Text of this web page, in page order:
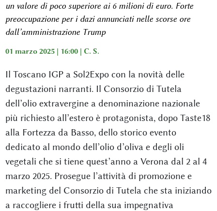
un valore di poco superiore ai 6 milioni di euro. Forte
preoccupazione per i dazi annunciati nelle scorse ore
dall’amministrazione Trump
01 marzo 2025 | 16:00 | C. S.
Il Toscano IGP a Sol2Expo con la novità delle
degustazioni narranti. Il Consorzio di Tutela
dell’olio extravergine a denominazione nazionale
più richiesto all’estero è protagonista, dopo Taste18
alla Fortezza da Basso, dello storico evento
dedicato al mondo dell’olio d’oliva e degli oli
vegetali che si tiene quest’anno a Verona dal 2 al 4
marzo 2025. Prosegue l’attività di promozione e
marketing del Consorzio di Tutela che sta iniziando
a raccogliere i frutti della sua impegnativa